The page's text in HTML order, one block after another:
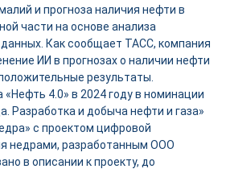
и прогноза наличия нефти в
части на основе анализа
Как сообщает ТАСС, компания
ИИ в прогнозах о наличии нефти
результаты.
«Нефть 4.0» в 2024 году в номинации
Разработка и добыча нефти и газа»
с проектом цифровой
недрами, разработанным ООО
в описании к проекту, до